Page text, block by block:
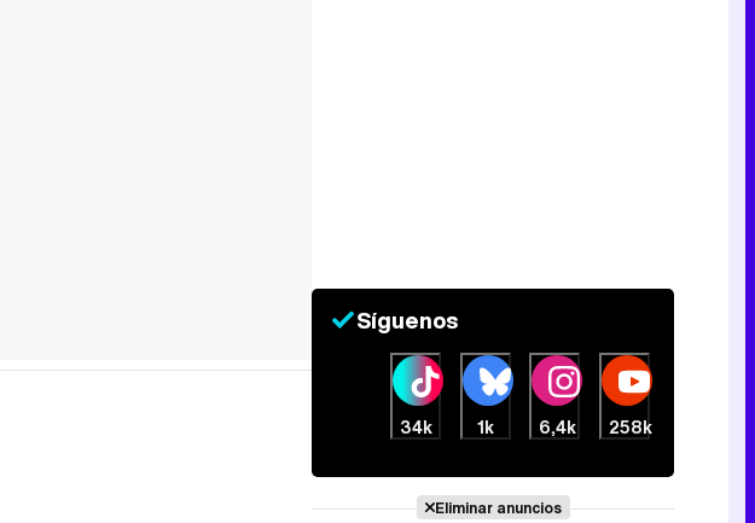
Síguenos
34k 1k 6,4k 258k
Eliminar anuncios